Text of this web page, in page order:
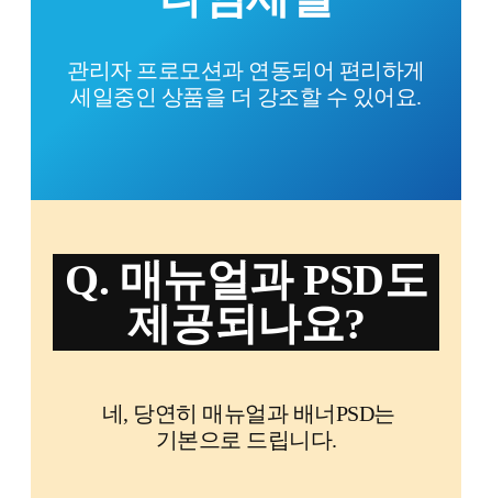
관리자 프로모션과 연동되어 편리하게
세일중인 상품을 더 강조할 수 있어요.
Q. 매뉴얼과 PSD도
제공되나요?
네, 당연히 매뉴얼과 배너PSD는
기본으로 드립니다.